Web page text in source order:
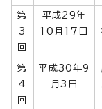
第
3
回
平成29年
10月17日
第
4
回
平成30年9
月3日